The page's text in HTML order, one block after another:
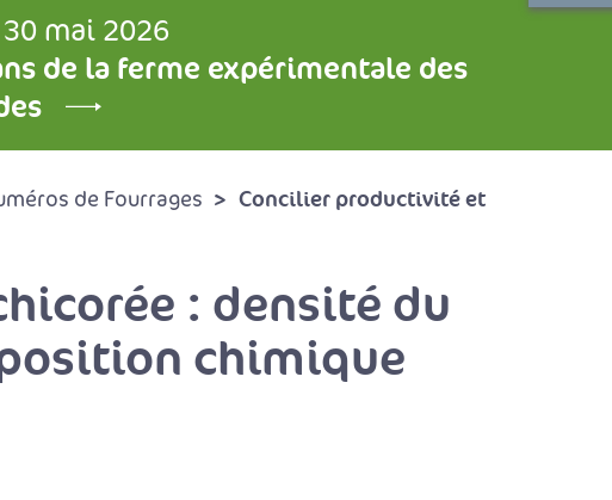
mai 2026
de la ferme expérimentale des
de Fourrages
Concilier productivité et
: densité du
chimique